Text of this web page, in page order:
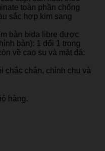
hàng.
toàn phần chống
sắc hợp kim sang
bàn bida libre được
bàn): 1 đổi 1 trong
về cao su và mặt đá:
chắc chắn, chỉnh chu và